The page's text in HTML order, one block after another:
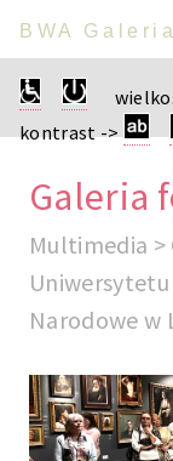
BWA
kontrast ->
Galeria
Multimedia
Uniwersytetu
Narodowe w